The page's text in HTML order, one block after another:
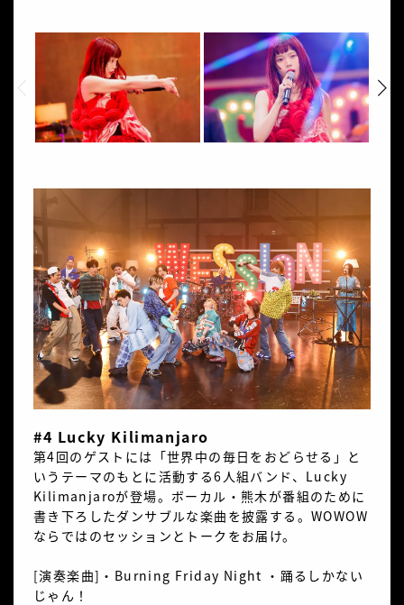
#4 Lucky Kilimanjaro
第4回のゲストには「世界中の毎日をおどらせる」と
いうテーマのもとに活動する6人組バンド、Lucky
Kilimanjaroが登場。ボーカル・熊木が番組のために
書き下ろしたダンサブルな楽曲を披露する。WOWOW
ならではのセッションとトークをお届け。
[演奏楽曲]・Burning Friday Night ・踊るしかない
じゃん！